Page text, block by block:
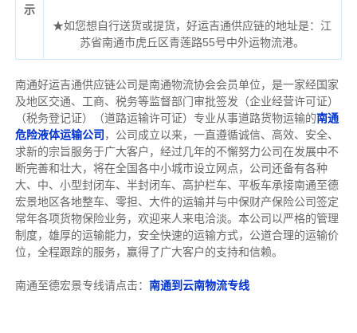
示
★如您想自行送货或提货，好运吉通供应链的地址是：江
苏省南通市虎丘区青莲路55号中外运物流港。
南通好运吉通供应链公司是南通物流协会会员单位，是一家经国家
及地区交通、工商、税务等监督部门审批签发（企业经营许可证）
（税务登记证）（道路运输许可证）专业从事道路货物运输的南通
危险液体运输公司 ，公司成立以来，一直遵循诚信、高效、安全、
求新的宗旨服务于广大客户，经过几年的不懈努力公司在发展中不
断完善和壮大，将在全国各中小城市设立网点，公司还备有各种
大、中、小型封闭车、半封闭车、高护栏车、平板车承接南通至德
宏景地区各地整车、零担、大件的运输并与中保财产保险公司签定
常年各项货物保险业务，欢迎来人来电洽淡。本公司以严格的管理
制度，雄厚的运输能力，安全快速的运输方式，公道合理的运输价
位，全程跟踪的服务，赢得了广大客户的支持和信赖。
南通至德宏景专线请点击： 南通到云南物流专线